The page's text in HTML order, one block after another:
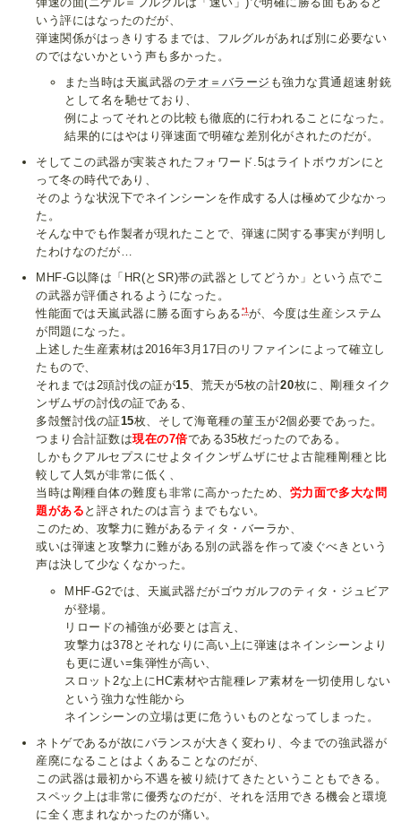
いう評にはなったのだが、
弾速関係がはっきりするまでは、フルグルがあれば別に必要ない
のではないかという声も多かった。
また当時は天嵐武器のテオ＝バラージ も強力な貫通超速射銃
として名を馳せており、
例によってそれとの比較も徹底的に行われることになった。
結果的にはやはり弾速面で明確な差別化がされたのだが。
そしてこの武器が実装されたフォワード.5はライトボウガンにと
って冬の時代であり、
そのような状況下でネインシーンを作成する人は極めて少なかっ
た。
そんな中でも作製者が現れたことで、弾速に関する事実が判明し
たわけなのだが…
MHF-G以降は「HR(とSR)帯の武器としてどうか」という点でこ
の武器が評価されるようになった。
性能面では天嵐武器に勝る面すらある *1が、今度は生産システム
が問題になった。
上述した生産素材は2016年3月17日のリファインによって確立し
たもので、
それまでは2頭討伐の証が15、荒天が5枚の計20枚に、剛種タイク
ンザムザの討伐の証である、
多殻蟹討伐の証15枚、そして海竜種の菫玉が2個必要であった。
つまり合計証数は現在の7倍である35枚だったのである。
しかもクアルセプスにせよタイクンザムザにせよ古龍種剛種と比
較して人気が非常に低く、
当時は剛種自体の難度も非常に高かったため、 労力面で多大な問
題がある と評されたのは言うまでもない。
このため、攻撃力に難があるティタ・バーラか、
或いは弾速と攻撃力に難がある別の武器を作って凌ぐべきという
声は決して少なくなかった。
MHF-G2では、天嵐武器だがゴウガルフのティタ・ジュビア
が登場。
リロードの補強が必要とは言え、
攻撃力は378とそれなりに高い上に弾速はネインシーンより
も更に遅い=集弾性が高い、
スロット2な上にHC素材や古龍種レア素材を一切使用しない
という強力な性能から
ネインシーンの立場は更に危ういものとなってしまった。
ネトゲであるが故にバランスが大きく変わり、今までの強武器が
産廃になることはよくあることなのだが、
この武器は最初から不遇を被り続けてきたということもできる。
スペック上は非常に優秀なのだが、それを活用できる機会と環境
に全く恵まれなかったのが痛い。